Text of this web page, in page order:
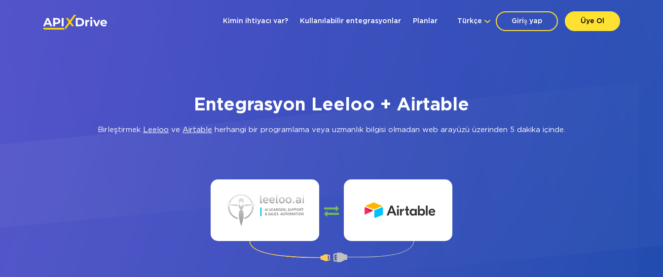
Giriş yap Üye Ol
Türkçe
Kimin ihtiyacı var? Kullanılabilir entegrasyonlar Planlar
Entegrasyon Leeloo + Airtable
Birleştirmek Leeloo ve Airtable herhangi bir programlama veya uzmanlık bilgisi olmadan web arayüzü üzerinden 5 dakika içinde.